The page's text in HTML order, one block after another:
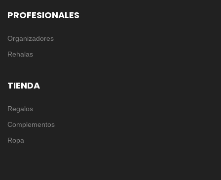
PROFESIONALES
Organizadores
Rehalas
TIENDA
Regalos
Complementos
Ropa